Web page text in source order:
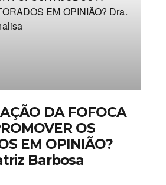
DA FOFOCA
OS
EM OPINIÃO?
Barbosa